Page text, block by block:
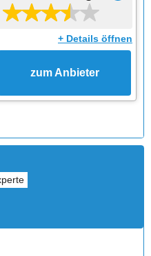
+ Details öffnen
zum Anbieter